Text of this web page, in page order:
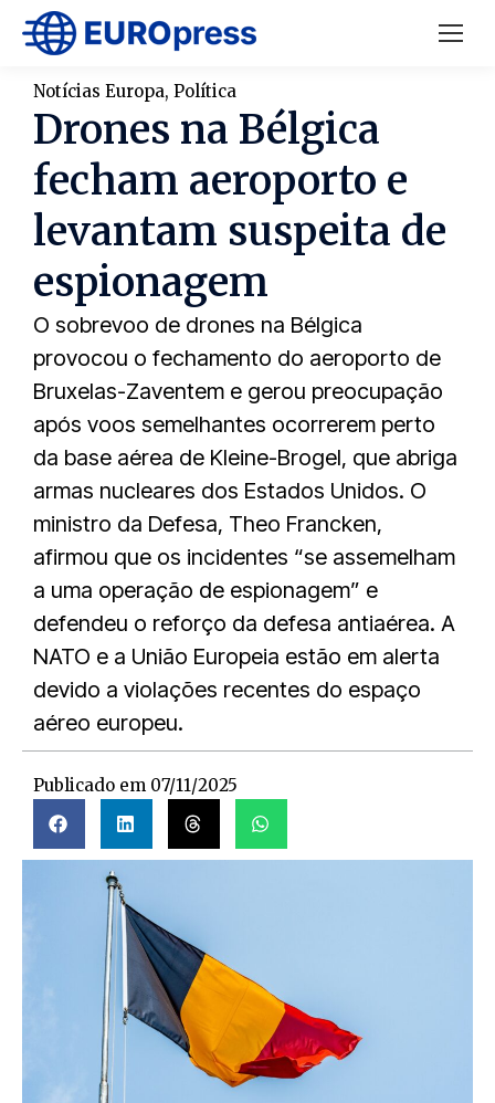
Notícias Europa, Política
Drones na Bélgica
fecham aeroporto e
levantam suspeita de
espionagem
O sobrevoo de drones na Bélgica
provocou o fechamento do aeroporto de
Bruxelas-Zaventem e gerou preocupação
após voos semelhantes ocorrerem perto
da base aérea de Kleine-Brogel, que abriga
armas nucleares dos Estados Unidos. O
ministro da Defesa, Theo Francken,
afirmou que os incidentes “se assemelham
a uma operação de espionagem” e
defendeu o reforço da defesa antiaérea. A
NATO e a União Europeia estão em alerta
devido a violações recentes do espaço
aéreo europeu.
Publicado em 07/11/2025